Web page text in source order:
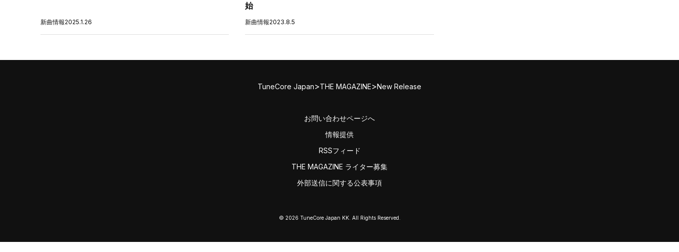
新曲情報2025.1.26
始
新曲情報2023.8.5
TuneCore Japan>THE MAGAZINE>New Release
お問い合わせページへ
情報提供
RSSフィード
THE MAGAZINE ライター募集
外部送信に関する公表事項
© 2026 TuneCore Japan KK. All Rights Reserved.